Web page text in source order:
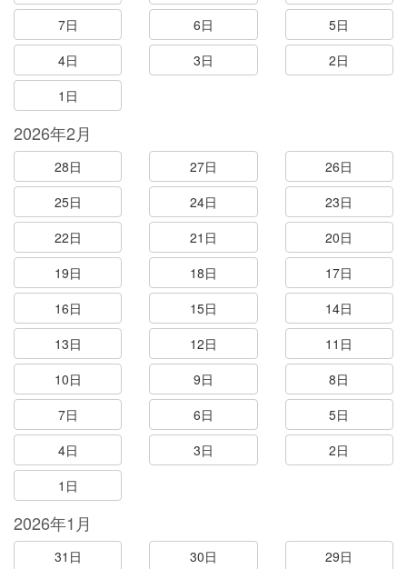
7日
6日
5日
4日
3日
2日
1日
2026年2月
28日 27日
26日
25日
24日
23日
22日
21日
20日
19日
18日
17日
16日
15日
14日
13日
12日
11日
10日
9日
8日
7日
6日
5日
4日
3日
2日
1日
2026年1月
31日 30日 29日